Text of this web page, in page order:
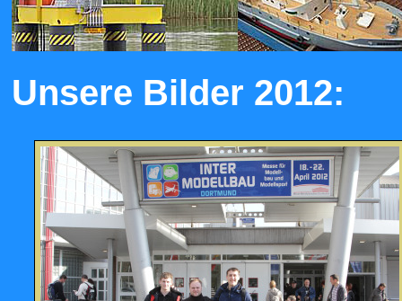
Unsere Bilder 2012: